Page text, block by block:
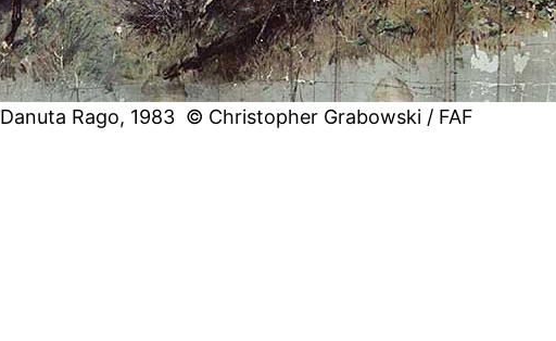
Danuta Rago, 1983 © Christopher Grabowski / FAF